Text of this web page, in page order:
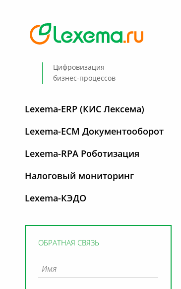
Lexema-ERP (КИС Лексема)
Lexema-ECM Документооборот
Lexema-RPA Роботизация
Налоговый мониторинг
Lexema-КЭДО
ОБРАТНАЯ СВЯЗЬ
Цифровизация
бизнес-процессов